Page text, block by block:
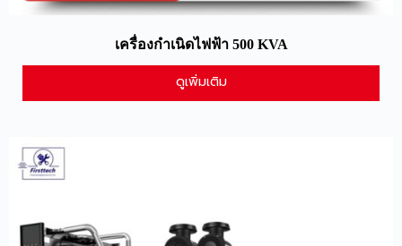
เครื่องกำเนิดไฟฟ้า 500 KVA
ดูเพิ่มเติม